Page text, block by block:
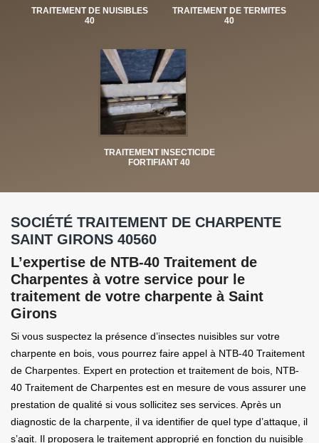
TRAITEMENT DE NUISIBLES
40
TRAITEMENT DE TERMITES
40
TRAITEMENT INSECTICIDE
FORTIFIANT 40
SOCIÉTÉ TRAITEMENT DE CHARPENTE
SAINT GIRONS 40560
L’expertise de NTB-40 Traitement de
Charpentes à votre service pour le
traitement de votre charpente à Saint
Girons
Si vous suspectez la présence d’insectes nuisibles sur votre
charpente en bois, vous pourrez faire appel à NTB-40 Traitement
de Charpentes. Expert en protection et traitement de bois, NTB-
40 Traitement de Charpentes est en mesure de vous assurer une
prestation de qualité si vous sollicitez ses services. Après un
diagnostic de la charpente, il va identifier de quel type d’attaque, il
s’agit. Il proposera le traitement approprié en fonction du nuisible